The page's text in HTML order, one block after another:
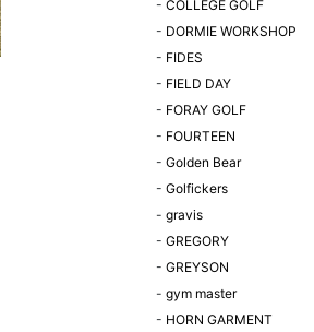
- COLLEGE GOLF
- DORMIE WORKSHOP
- FIDES
- FIELD DAY
- FORAY GOLF
- FOURTEEN
- Golden Bear
- Golfickers
- gravis
- GREGORY
- GREYSON
- gym master
- HORN GARMENT